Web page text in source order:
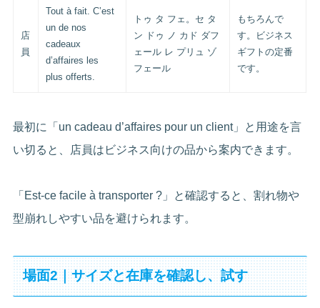
店
員
Tout à fait. C’est
un de nos
cadeaux
d’affaires les
plus offerts.
トゥ タ フェ。セ タ
ン ドゥ ノ カド ダフ
ェール レ プリュ ゾ
フェール
もちろんで
す。ビジネス
ギフトの定番
です。
最初に「un cadeau d’affaires pour un client」と用途を言
い切ると、店員はビジネス向けの品から案内できます。
「Est-ce facile à transporter ?」と確認すると、割れ物や
型崩れしやすい品を避けられます。
場面2｜サイズと在庫を確認し、試す